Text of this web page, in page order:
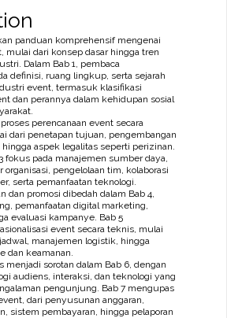
panduan komprehensif mengenai
mulai dari konsep dasar hingga tren
Dalam Bab 1, pembaca
definisi, ruang lingkup, serta sejarah
event, termasuk klasifikasi
dan perannya dalam kehidupan sosial
perencanaan event secara
dari penetapan tujuan, pengembangan
aspek legalitas seperti perizinan.
fokus pada manajemen sumber daya,
pengelolaan tim, kolaborasi
serta pemanfaatan teknologi.
dan promosi dibedah dalam Bab 4,
pemanfaatan digital marketing,
evaluasi kampanye. Bab 5
event secara teknis, mulai
manajemen logistik, hingga
dan keamanan.
menjadi sorotan dalam Bab 6, dengan
audiens, interaksi, dan teknologi yang
pengunjung. Bab 7 mengupas
dari penyusunan anggaran,
sistem pembayaran, hingga pelaporan